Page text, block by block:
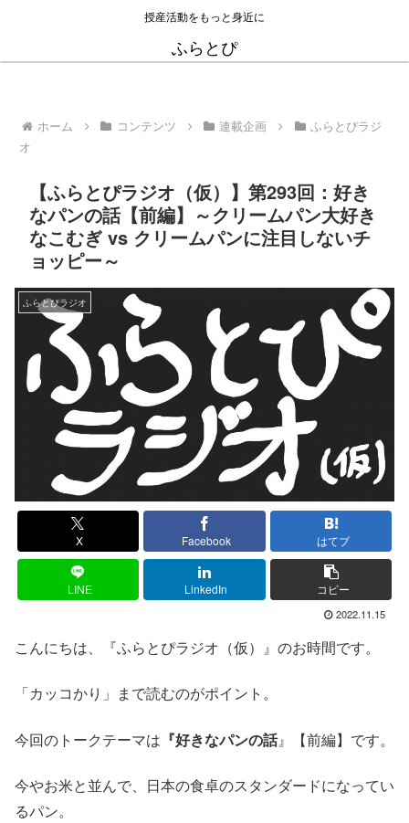
授産活動をもっと身近に
ふらとぴ
ホーム コンテンツ 連載企画
ふらとぴラジ
オ
【ふらとぴラジオ（仮）】第293回：好き
なパンの話【前編】～クリームパン大好き
なこむぎ vs クリームパンに注目しないチ
ョッピー～
ふらとぴラジオ
X Facebook はてブ
LINE LinkedIn コピー
2022.11.15
こんにちは、『ふらとぴラジオ（仮）』のお時間です。
「カッコかり」まで読むのがポイント。
今回のトークテーマは 『好きなパンの話』【前編】です。
今やお米と並んで、日本の食卓のスタンダードになってい
るパン。